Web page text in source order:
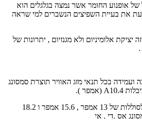
של אופנוע החומר אשר נמצה בגלגלים הוא
את בעיית השפיצים הנשברים למי שראה
יציקת אלומיניום ולא מגנזיום , יתרונות של
.
ועמידה בכל תנאי מזג האוויר תוצרת סמסונג
10.4
A (אמפר ).
ישנה אפשרות שדרוג גם לסוללות של 13 אמפר , 15.6 אמפר ו 18.2
אס .די . אי